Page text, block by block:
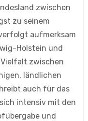
zwischen
zu seinem
aufmerksam
Holstein und
zwischen
ländlichen
auch für das
intensiv mit den
und